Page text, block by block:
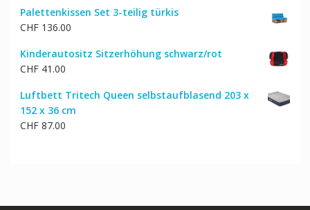
Palettenkissen Set 3-teilig türkis
CHF136.00
Kinderautositz Sitzerhöhung schwarz/rot
CHF41.00
Luftbett Tritech Queen selbstaufblasend 203 x
152 x 36 cm
CHF87.00